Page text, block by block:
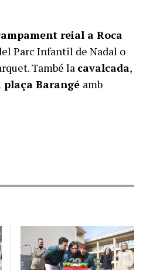
reial a Roca
Parc Infantil de Nadal o
També la cavalcada,
Barangé amb